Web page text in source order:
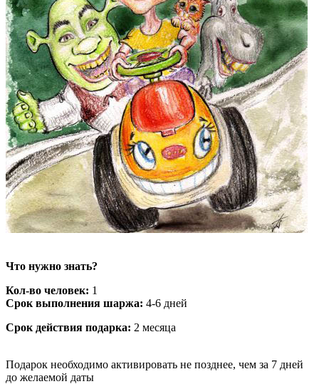
Что нужно знать?
Кол-во человек: 1
Срок выполнения шаржа: 4-6 дней
Срок действия подарка: 2 месяца
Подарок необходимо активировать не позднее, чем за 7 дней
до желаемой даты